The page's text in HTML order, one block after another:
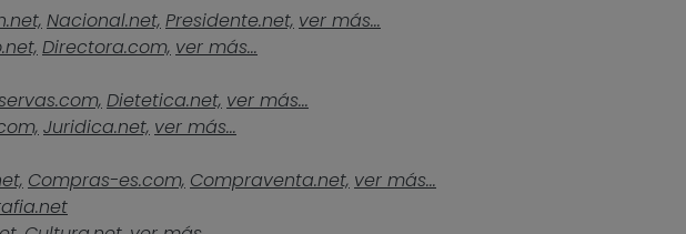
Nacional.net, Presidente.net, ver más...
Directora.com, ver más...
Dietetica.net, ver más...
Juridica.net, ver más...
Compras-es.com, Compraventa.net, ver más...